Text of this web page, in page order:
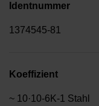
Identnummer
1374545-81
Koeffizient
~ 10·10-6K-1 Stahl